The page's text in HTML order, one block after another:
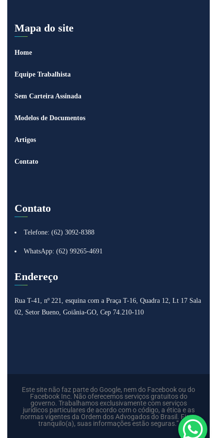
Mapa do site
Home
Equipe Trabalhista
Sem Carteira Assinada
Modelos de Documentos
Artigos
Contato
Contato
Telefone: (62) 3092-8388
WhatsApp: (62) 99265-4691
Endereço
Rua T-41, nº 221, esquina com a Praça T-16, Quadra 12, Lt 17 Sala
02, Setor Bueno, Goiânia-GO, Cep 74.210-110
Este site não faz parte do Google, nem do Facebook ou do
Facebook Inc. Não oferecemos serviços gratuitos do
governo. Trabalhamos exclusivamente com serviços
jurídicos particulares de acordo com o código, a ética e as
normas vigentes da Ordem dos Advogados do Brasil. Fique
tranquilo(a), suas informações estão seguras.”